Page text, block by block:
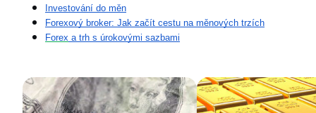
Investování do měn
Forexový broker: Jak začít cestu na měnových trzích
Forex a trh s úrokovými sazbami